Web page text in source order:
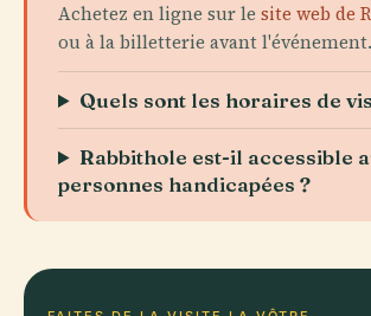
Achetez en ligne sur le site web de
ou à la billetterie avant l'événement.
Quels sont les horaires de
Rabbithole est-il accessible
personnes handicapées ?